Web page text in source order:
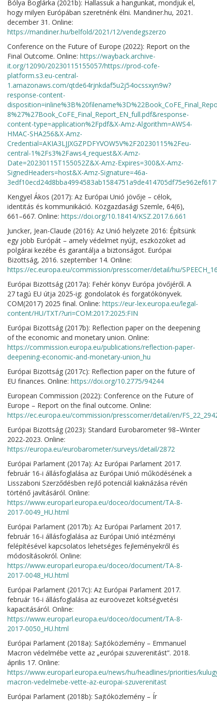
Bólya Boglárka (2021b): Hallassuk a hangunkat, mondjuk el,
hogy milyen Európában szeretnénk élni. Mandiner.hu, 2021.
december 31. Online:
https://mandiner.hu/belfold/2021/12/vendegszerzo
Conference on the Future of Europe (2022): Report on the
Final Outcome. Online: https://wayback.archive-
it.org/12090/20230115155057/https://prod-cofe-
platform.s3.eu-central-
1.amazonaws.com/qtde64rjnkdaf5u2j54ocssxyn9w?
response-content-
8%27%27Book_CoFE_Final_Report_EN_full.pdf&response-
content-type=application%2Fpdf&X-Amz-Algorithm=AWS4-
HMAC-SHA256&X-Amz-
Credential=AKIA3LJJXGZPDFYVOW5V%2F20230115%2Feu-
central-1%2Fs3%2Faws4_request&X-Amz-
Date=20230115T155052Z&X-Amz-Expires=300&X-Amz-
SignedHeaders=host&X-Amz-Signature=46a-
Kengyel Ákos (2017): Az Európai Unió jövője – célok,
identitás és kommunikáció. Közgazdasági Szemle, 64(6),
661–667. Online: https://doi.org/10.18414/KSZ.2017.6.661
Juncker, Jean-Claude (2016): Az Unió helyzete 2016: Építsünk
egy jobb Európát – amely védelmet nyújt, eszközöket ad
polgárai kezébe és garantálja a biztonságot. Európai
Bizottság, 2016. szeptember 14. Online:
https://ec.europa.eu/commission/presscorner/detail/hu/
Európai Bizottság (2017a): Fehér könyv Európa jövőjéről. A
27 tagú EU útja 2025-ig: gondolatok és forgatókönyvek.
COM(2017) 2025 final. Online: https://eur-lex.europa.eu/legal-
content/HU/TXT/?uri=COM:2017:2025:FIN
Európai Bizottság (2017b): Reflection paper on the deepening
of the economic and monetary union. Online:
https://commission.europa.eu/publications/reflection-paper-
deepening-economic-and-monetary-union_hu
Európai Bizottság (2017c): Reflection paper on the future of
EU finances. Online: https://doi.org/10.2775/94244
European Commission (2022): Conference on the Future of
Europe – Report on the final outcome. Online:
https://ec.europa.eu/commission/presscorner/detail/en/
Európai Bizottság (2023): Standard Eurobarometer 98–Winter
2022-2023. Online:
https://europa.eu/eurobarometer/surveys/detail/2872
Európai Parlament (2017a): Az Európai Parlament 2017.
február 16-i állásfoglalása az Európai Unió működésének a
Lisszaboni Szerződésben rejlő potenciál kiaknázása révén
történő javításáról. Online:
https://www.europarl.europa.eu/doceo/document/TA-8-
2017-0049_HU.html
Európai Parlament (2017b): Az Európai Parlament 2017.
február 16-i állásfoglalása az Európai Unió intézményi
felépítésével kapcsolatos lehetséges fejleményekről és
módosításokról. Online:
https://www.europarl.europa.eu/doceo/document/TA-8-
2017-0048_HU.html
Európai Parlament (2017c): Az Európai Parlament 2017.
február 16-i állásfoglalása az euroövezet költségvetési
kapacitásáról. Online:
https://www.europarl.europa.eu/doceo/document/TA-8-
2017-0050_HU.html
Európai Parlament (2018a): Sajtóközlemény – Emmanuel
Macron védelmébe vette az „európai szuverenitást”. 2018.
április 17. Online:
https://www.europarl.europa.eu/news/hu/headlines/priorities/
macron-vedelmebe-vette-az-europai-szuverenitast
Európai Parlament (2018b): Sajtóközlemény – Ír